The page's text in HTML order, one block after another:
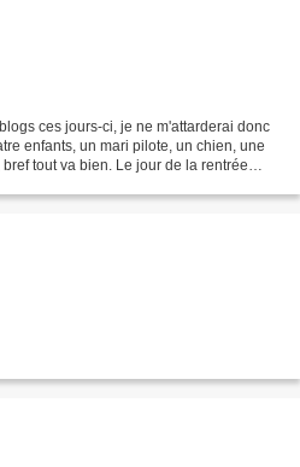
ces jours-ci, je ne m'attarderai donc
enfants, un mari pilote, un chien, une
tout va bien. Le jour de la rentrée